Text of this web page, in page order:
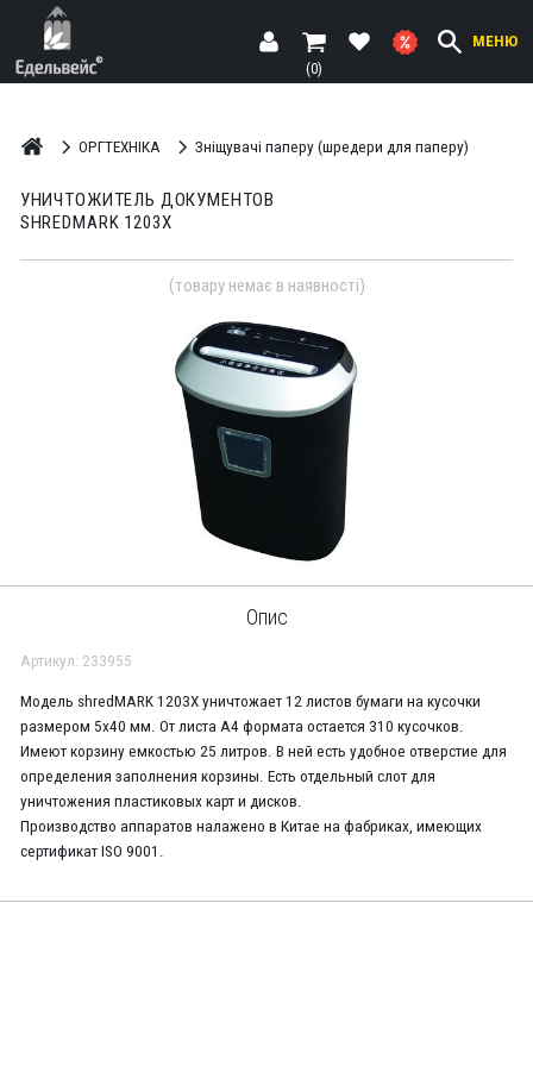
МЕНЮ
(0)
ОРГТЕХНІКА Зніщувачі паперу (шредери для паперу)
УНИЧТОЖИТЕЛЬ ДОКУМЕНТОВ
SHREDMARK 1203X
(товару немає в наявності)
Опис
Артикул: 233955
Модель shredMARK 1203X уничтожает 12 листов бумаги на кусочки
размером 5х40 мм. От листа А4 формата остается 310 кусочков.
Имеют корзину емкостью 25 литров. В ней есть удобное отверстие для
определения заполнения корзины. Есть отдельный слот для
уничтожения пластиковых карт и дисков.
Производство аппаратов налажено в Китае на фабриках, имеющих
сертификат ISO 9001.